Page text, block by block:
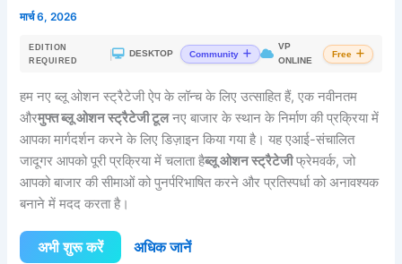
मार्च 6, 2026
EDITION
REQUIRED
| DESKTOP Community
VP
ONLINE
Free
हम नए ब्लू ओशन स्ट्रैटेजी ऐप के लॉन्च के लिए उत्साहित हैं, एक नवीनतम
औरमुफ्त ब्लू ओशन स्ट्रैटेजी टूलनए बाजार के स्थान के निर्माण की प्रक्रिया में
आपका मार्गदर्शन करने के लिए डिज़ाइन किया गया है। यह एआई-संचालित
जादूगर आपको पूरी प्रक्रिया में चलाता हैब्लू ओशन स्ट्रैटेजीफ्रेमवर्क, जो
आपको बाजार की सीमाओं को पुनर्परिभाषित करने और प्रतिस्पर्धा को अनावश्यक
बनाने में मदद करता है।
अभी शुरू करें अधिक जानें